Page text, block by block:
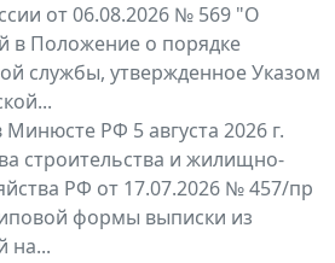
от 06.08.2026 № 569 "О
в Положение о порядке
службы, утвержденное Указом
РФ 5 августа 2026 г.
строительства и жилищно-
РФ от 17.07.2026 № 457/пр
формы выписки из
на...